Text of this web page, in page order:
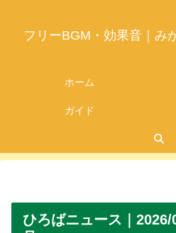
フリーBGM・効果音｜み
ホーム
ガイド
ひろばニュース｜